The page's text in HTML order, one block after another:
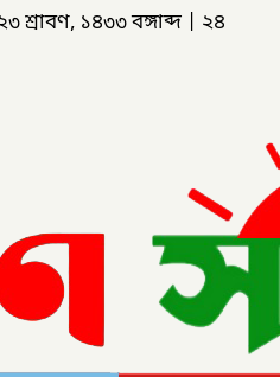
শ্রাবণ, ১৪৩৩ বঙ্গাব্দ
২৪